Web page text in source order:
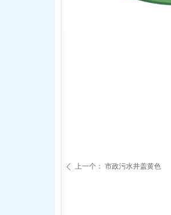
ꄴ 上一个： 市政污水井盖黄色